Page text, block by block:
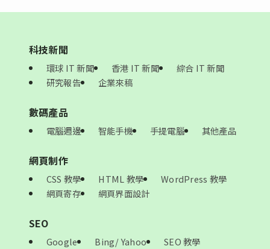
科技新聞
環球 IT 新聞 香港 IT 新聞
綜合 IT 新聞
研究報告
企業來稿
數碼產品
電腦週邊 智能手機 手提電腦 其他產品
網頁制作
CSS 教學 HTML 教學
WordPress 教學
網頁寄存
網頁界面設計
SEO
Google Bing/ Yahoo SEO 教學